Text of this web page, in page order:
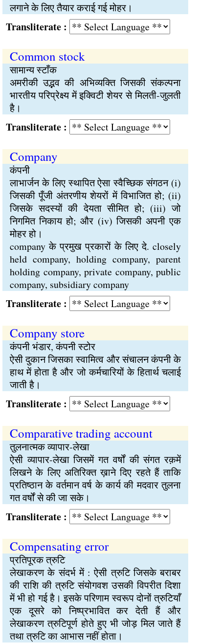
लगाने के लिए तैयार कराई गई मोहर।
:
Common stock
सामान्य स्टाँक
अमरीकी उद्भव की अभिव्यक्ति जिसकी संकल्पना
भारतीय परिप्रेक्ष्य में इक्विटी शेयर से मिलती-जुलती
है।
:
Company
कंपनी
लाभार्जन के लिए स्थापित ऐसा स्वैच्छिक संगठन (i)
जिसकी पूँजी अंतरणीय शेयरों में विभाजित हो; (ii)
जिसके सदस्यों की देयता सीमित हो; (iii) जो
निगमित निकाय हो; और (iv) जिसकी अपनी एक
मोहर हो।
company के प्रमुख प्रकारों के लिए दे. closely
held company, holding company, parent
holding company, private company, public
company, subsidiary company
:
Company store
कंपनी भंडार, कंपनी स्टोर
ऐसी दुकान जिसका स्वामित्व और संचालन कंपनी के
हाथ में होता है और जो कर्मचारियों के हितार्थ चलाई
जाती है।
:
Comparative trading account
तुलनात्मक व्यापार-लेखा
ऐसी व्यापार-लेखा जिसमें गत वर्षों की संगत रक़में
लिखने के लिए अतिरिक्त ख़ाने दिए रहते हैं ताकि
प्रतिष्ठान के वर्तमान वर्ष के कार्य की मदवार तुलना
गत वर्षों से की जा सके।
:
Compensating error
प्रतिपूरक त्रुटि
लेखाकरण के संदर्भ में : ऐसी त्रुटि जिसके बराबर
की राशि की त्रुटि संयोगवश उसकी विपरीत दिशा
में भी हो गई है। इसके परिणाम स्वरूप दोनों त्रुटियाँ
एक दूसरे को निष्प्रभावित कर देती हैं और
लेखाकरण त्रुटिपूर्ण होते हुए भी जोड़ मिल जाते हैं
तथा त्रुटि का आभास नहीं होता।